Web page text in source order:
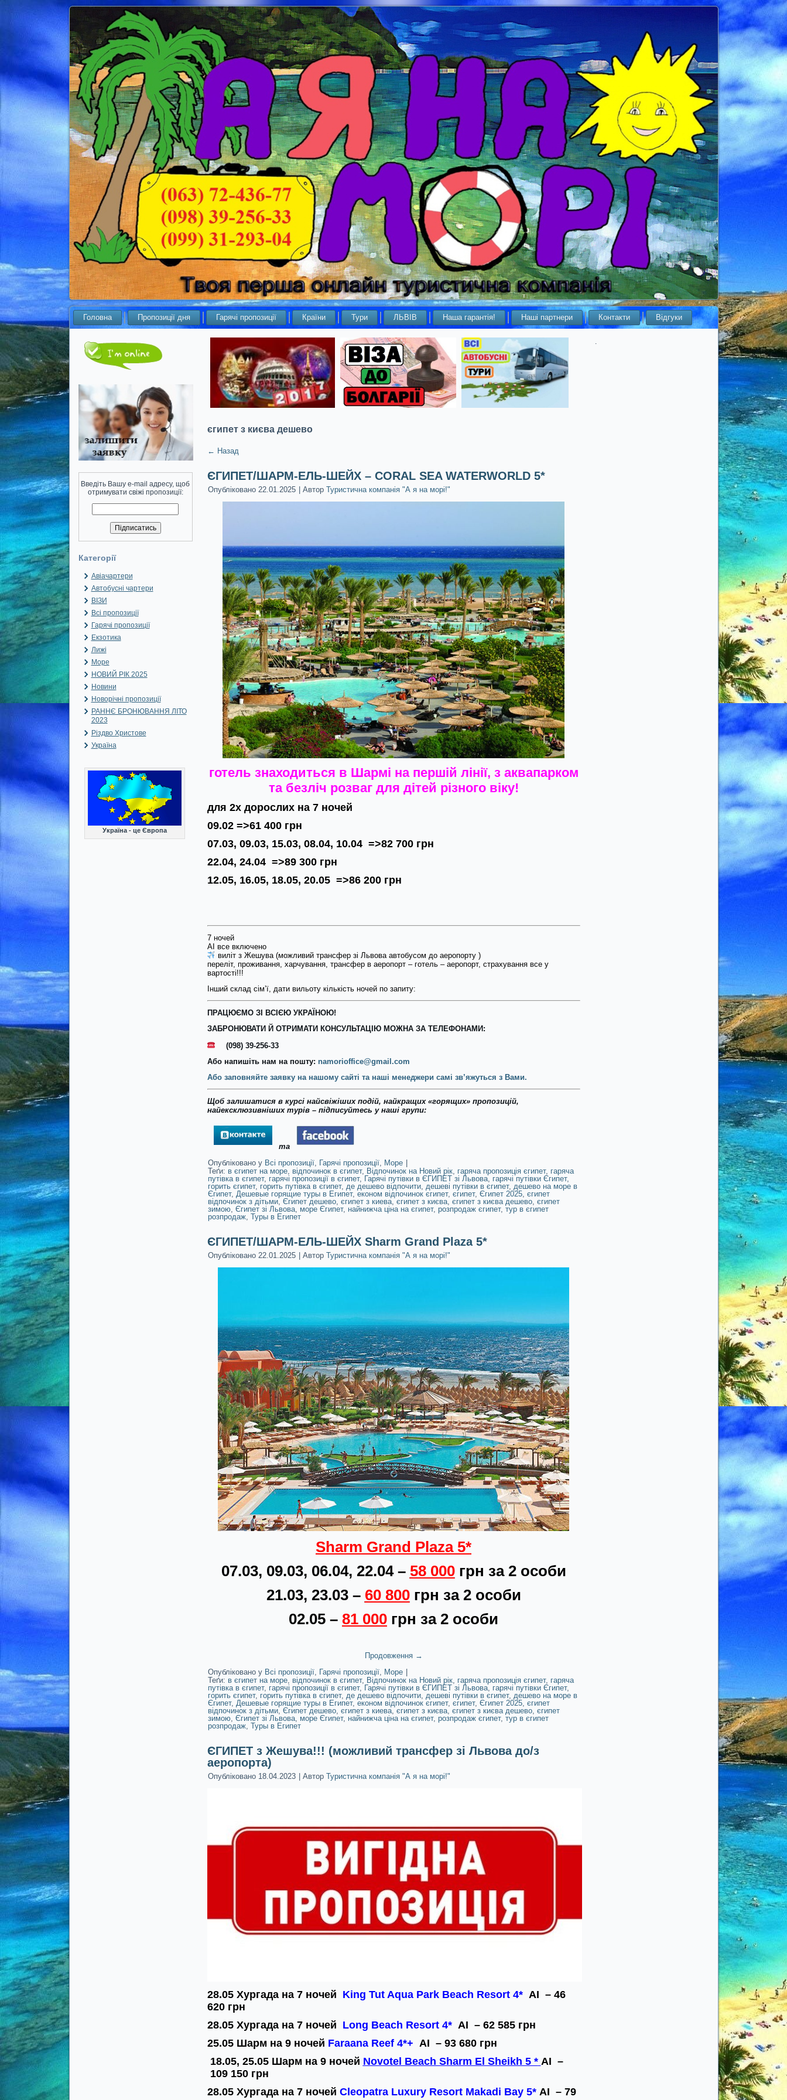
Головна Пропозиції дня Гарячі пропозиції Країни Тури ЛЬВІВ Наша гарантія! Наші партнери Контакти Відгуки
Введіть Вашу e-mail адресу, щоб
отримувати свіжі пропозиції:
Категорії
Авіачартери
Автобусні чартери
ВІЗИ
Всі пропозиції
Гарячі пропозиції
Екзотика
Лижі
Море
НОВИЙ РІК 2025
Новини
Новорічні пропозиції
РАННЄ БРОНЮВАННЯ ЛІТО
2023
Різдво Христове
Україна
Україна - це Європа
єгипет з києва дешево
← Назад
ЄГИПЕТ/ШАРМ-ЕЛЬ-ШЕЙХ – CORAL SEA WATERWORLD 5*
Опубліковано 22.01.2025 Автор Туристична компанія "А я на морі!"
готель знаходиться в Шармі на першій лінії, з аквапарком
та безліч розваг для дітей різного віку!
для 2х дорослих на 7 ночей
09.02 =>61 400 грн
07.03, 09.03, 15.03, 08.04, 10.04 =>82 700 грн
22.04, 24.04 =>89 300 грн
12.05, 16.05, 18.05, 20.05 =>86 200 грн
7 ночей
AI все включено
виліт з Жешува (можливий трансфер зі Львова автобусом до аеропорту )
переліт, проживання, харчування, трансфер в аеропорт – готель – аеропорт, страхування все у
вартості!!!
Інший склад сім’ї, дати вильоту кількість ночей по запиту:
ПРАЦЮЄМО ЗІ ВСІЄЮ УКРАЇНОЮ!
ЗАБРОНЮВАТИ Й ОТРИМАТИ КОНСУЛЬТАЦІЮ МОЖНА ЗА ТЕЛЕФОНАМИ:
(098) 39-256-33
Або напишіть нам на пошту: namorioffice@gmail.com
Або заповняйте заявку на нашому сайті та наші менеджери самі зв’яжуться з Вами.
Щоб залишатися в курсі найсвіжіших подій, найкращих «горящих» пропозицій,
найексклюзивніших турів – підписуйтесь у наші групи:
та
Опубліковано у Всі пропозиції, Гарячі пропозиції, Море
Теґи: в єгипет на море, відпочинок в єгипет, Відпочинок на Новий рік, гаряча пропозиція єгипет, гаряча
путівка в єгипет, гарячі пропозиції в єгипет, Гарячі путівки в ЄГИПЕТ зі Львова, гарячі путівки Єгипет,
горить єгипет, горить путівка в єгипет, де дешево відпочити, дешеві путівки в єгипет, дешево на море в
Єгипет, Дешевые горящие туры в Египет, економ відпочинок єгипет, єгипет, Єгипет 2025, єгипет
відпочинок з дітьми, Єгипет дешево, єгипет з киева, єгипет з києва, єгипет з києва дешево, єгипет
зимою, Єгипет зі Львова, море Єгипет, найнижча ціна на єгипет, розпродаж єгипет, тур в єгипет
розпродаж, Туры в Египет
ЄГИПЕТ/ШАРМ-ЕЛЬ-ШЕЙХ Sharm Grand Plaza 5*
Опубліковано 22.01.2025 Автор Туристична компанія "А я на морі!"
Sharm Grand Plaza 5*
07.03, 09.03, 06.04, 22.04 – 58 000грн за 2 особи
21.03, 23.03 – 60 800грн за 2 особи
02.05 – 81 000 грн за 2 особи
Продовження →
Опубліковано у Всі пропозиції, Гарячі пропозиції, Море
Теґи: в єгипет на море, відпочинок в єгипет, Відпочинок на Новий рік, гаряча пропозиція єгипет, гаряча
путівка в єгипет, гарячі пропозиції в єгипет, Гарячі путівки в ЄГИПЕТ зі Львова, гарячі путівки Єгипет,
горить єгипет, горить путівка в єгипет, де дешево відпочити, дешеві путівки в єгипет, дешево на море в
Єгипет, Дешевые горящие туры в Египет, економ відпочинок єгипет, єгипет, Єгипет 2025, єгипет
відпочинок з дітьми, Єгипет дешево, єгипет з киева, єгипет з києва, єгипет з києва дешево, єгипет
зимою, Єгипет зі Львова, море Єгипет, найнижча ціна на єгипет, розпродаж єгипет, тур в єгипет
розпродаж, Туры в Египет
ЄГИПЕТ з Жешува!!! (можливий трансфер зі Львова до/з
аеропорта)
Опубліковано 18.04.2023 Автор Туристична компанія "А я на морі!"
28.05 Хургада на 7 ночей King Tut Aqua Park Beach Resort 4* AI – 46
620 грн
28.05 Хургада на 7 ночей Long Beach Resort 4* AI – 62 585 грн
25.05 Шарм на 9 ночей Faraana Reef 4*+ AI – 93 680 грн
18.05, 25.05 Шарм на 9 ночей Novotel Beach Sharm El Sheikh 5 * AI –
109 150 грн
28.05 Хургада на 7 ночей Cleopatra Luxury Resort Makadi Bay 5* AI – 79
.